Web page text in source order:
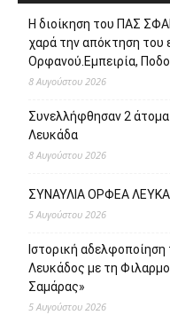
Η διοίκηση του ΠΑΣ
χαρά την απόκτηση του
Ορφανού.Εμπειρία,
8 Αυγούστου 2026
Συνελλήφθησαν 2
Λευκάδα
8 Αυγούστου 2026
ΣΥΝΑΥΛΙΑ ΟΡΦΕΑ
5 Αυγούστου 2026
Ιστορική
Λευκάδος με τη
Σαμάρας»
5 Αυγούστου 2026